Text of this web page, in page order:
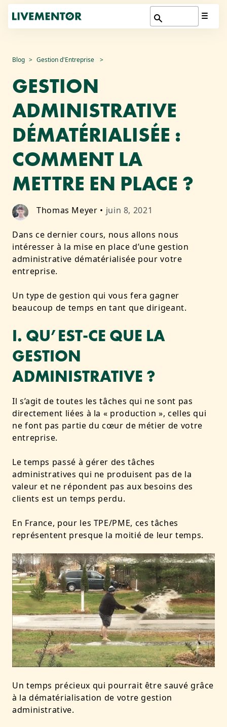
Aller
contenu
Blog Gestion d'Entreprise
GESTION
ADMINISTRATIVE
DÉMATÉRIALISÉE :
COMMENT LA
METTRE EN PLACE ?
Thomas Meyer • juin 8, 2021
Dans ce dernier cours, nous allons nous
intéresser à la mise en place d’une gestion
administrative dématérialisée pour votre
entreprise.
Un type de gestion qui vous fera gagner
beaucoup de temps en tant que dirigeant.
I. QU’EST-CE QUE LA
GESTION
ADMINISTRATIVE ?
Il s’agit de toutes les tâches qui ne sont pas
directement liées à la « production », celles qui
ne font pas partie du cœur de métier de votre
entreprise.
Le temps passé à gérer des tâches
administratives qui ne produisent pas de la
valeur et ne répondent pas aux besoins des
clients est un temps perdu.
En France, pour les TPE/PME, ces tâches
représentent presque la moitié de leur temps.
Un temps précieux qui pourrait être sauvé grâce
à la dématérialisation de votre gestion
administrative.